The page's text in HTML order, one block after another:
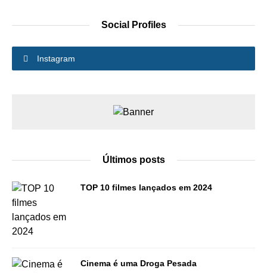
Social Profiles
Instagram
Últimos posts
TOP 10 filmes lançados em 2024
Cinema é uma Droga Pesada